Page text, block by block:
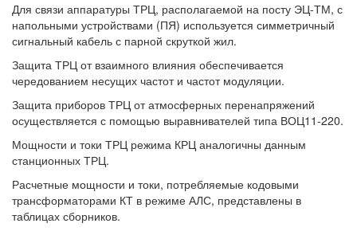
Для связи аппаратуры ТРЦ, располагаемой на посту ЭЦ-ТМ, с
напольными устройствами (ПЯ) используется симметричный
сигнальный кабель с парной скруткой жил.
Защита ТРЦ от взаимного влияния обеспечивается
чередованием несущих частот и частот модуляции.
Защита приборов ТРЦ от атмосферных перенапряжений
осуществляется с помощью выравнивателей типа ВОЦ11-220.
Мощности и токи ТРЦ режима КРЦ аналогичны данным
станционных ТРЦ.
Расчетные мощности и токи, потребляемые кодовыми
трансформаторами КТ в режиме АЛС, представлены в
таблицах сборников.